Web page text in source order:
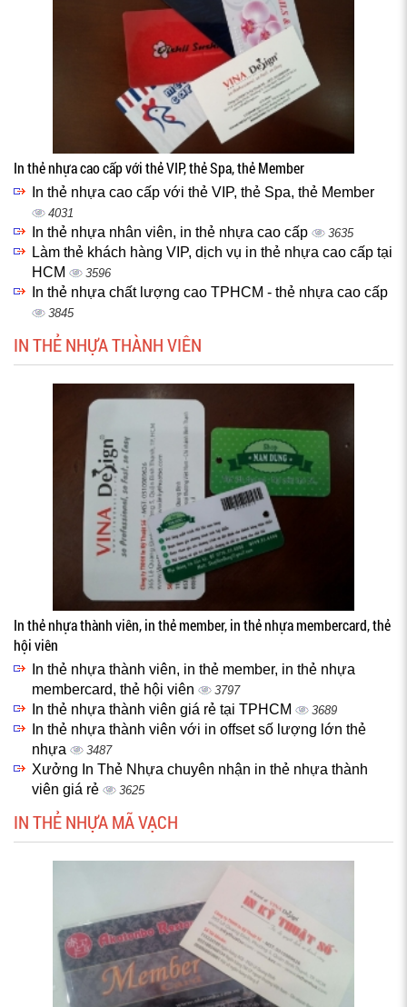
In thẻ nhựa cao cấp với thẻ VIP, thẻ Spa, thẻ Member
In thẻ nhựa cao cấp với thẻ VIP, thẻ Spa, thẻ Member
4031
In thẻ nhựa nhân viên, in thẻ nhựa cao cấp 3635
Làm thẻ khách hàng VIP, dịch vụ in thẻ nhựa cao cấp tại
HCM
3596
In thẻ nhựa chất lượng cao TPHCM - thẻ nhựa cao cấp
3845
IN THẺ NHỰA THÀNH VIÊN
In thẻ nhựa thành viên, in thẻ member, in thẻ nhựa membercard, thẻ
hội viên
In thẻ nhựa thành viên, in thẻ member, in thẻ nhựa
membercard, thẻ hội viên
3797
In thẻ nhựa thành viên giá rẻ tại TPHCM 3689
In thẻ nhựa thành viên với in offset số lượng lớn thẻ
nhựa
3487
Xưởng In Thẻ Nhựa chuyên nhận in thẻ nhựa thành
viên giá rẻ
3625
IN THẺ NHỰA MÃ VẠCH